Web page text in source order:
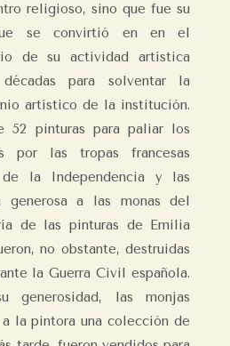
religioso, sino que fue su
se convirtió en en el
de su actividad artística
para solventar la
artístico de la institución.
52 pinturas para paliar los
por las tropas francesas
la Independencia y las
generosa a las monas del
de las pinturas de Emilia
no obstante, destruidas
la Guerra Civil española.
generosidad, las monjas
la pintora una colección de